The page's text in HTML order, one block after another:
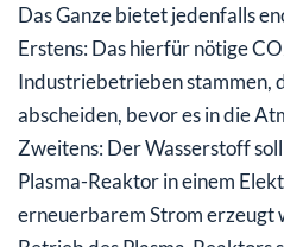
Das Ganze bietet jedenfalls
Erstens: Das hierfür nötige
Industriebetrieben stammen,
abscheiden, bevor es in die
Zweitens: Der Wasserstoff
Plasma-Reaktor in einem
erneuerbarem Strom erzeugt